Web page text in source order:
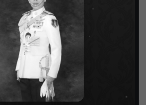
VARIETY
ENTERTAINMENT